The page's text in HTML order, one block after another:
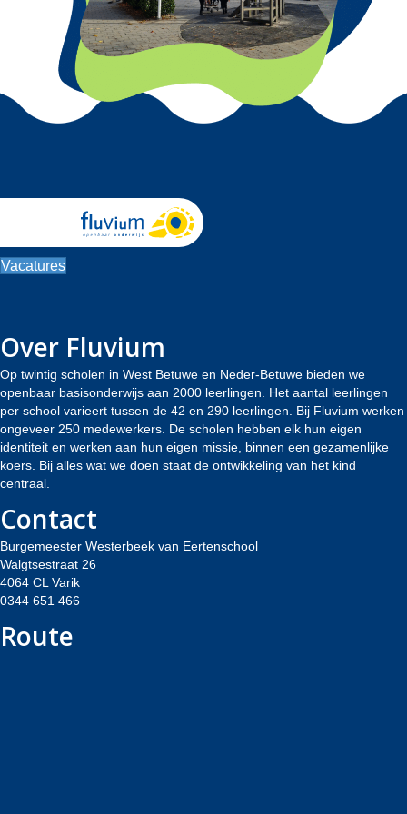
Vacatures
Over Fluvium
Op twintig scholen in West Betuwe en Neder-Betuwe bieden we
openbaar basisonderwijs aan 2000 leerlingen. Het aantal leerlingen
per school varieert tussen de 42 en 290 leerlingen. Bij Fluvium werken
ongeveer 250 medewerkers. De scholen hebben elk hun eigen
identiteit en werken aan hun eigen missie, binnen een gezamenlijke
koers. Bij alles wat we doen staat de ontwikkeling van het kind
centraal.
Contact
Burgemeester Westerbeek van Eertenschool
Walgtsestraat 26
4064 CL Varik
0344 651 466
Route